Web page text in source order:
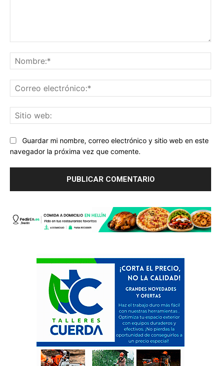
Guardar mi nombre, correo electrónico y sitio web en este
navegador la próxima vez que comente.